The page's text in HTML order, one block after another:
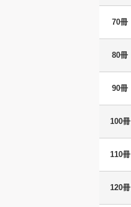
70冊
80冊
90冊
100冊
110冊
120冊